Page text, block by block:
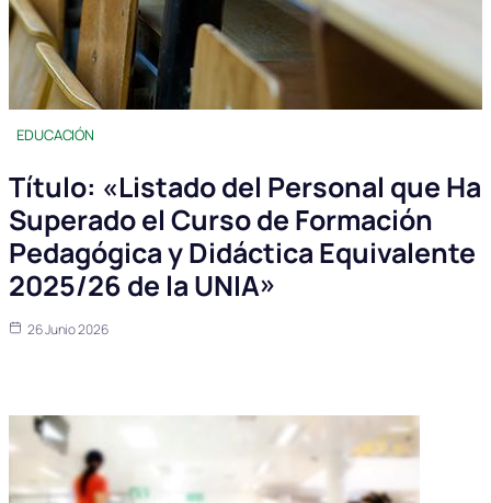
EDUCACIÓN
Título: «Listado del Personal que Ha
Superado el Curso de Formación
Pedagógica y Didáctica Equivalente
2025/26 de la UNIA»
26 Junio 2026